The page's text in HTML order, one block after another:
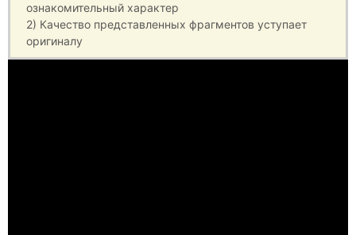
ознакомительный характер
2) Качество представленных фрагментов уступает
оригиналу